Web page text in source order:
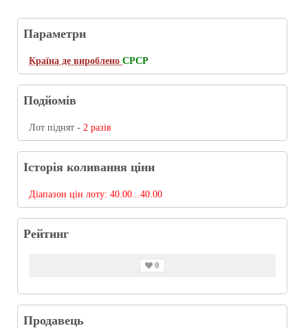
Параметри
Країна де вироблено СРСР
Подйомів
Лот піднят - 2 разів
Історія коливання ціни
Діапазон цін лоту: 40.00...40.00
Рейтинг
0
Продавець